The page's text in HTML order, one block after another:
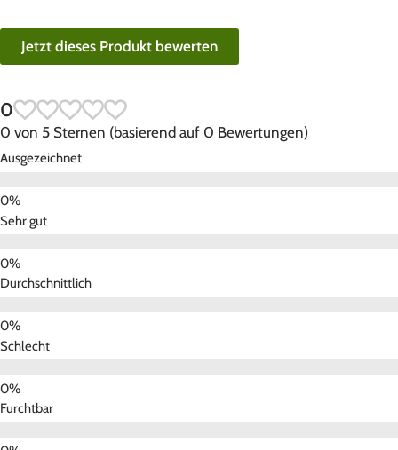
Jetzt dieses Produkt bewerten
0
0 von 5 Sternen (basierend auf 0 Bewertungen)
Ausgezeichnet
Sehr gut
Durchschnittlich
Schlecht
Furchtbar